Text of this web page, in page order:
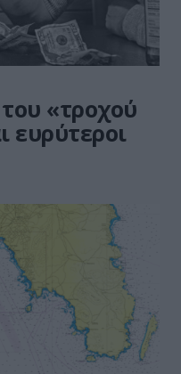
«τροχού
ευρύτεροι